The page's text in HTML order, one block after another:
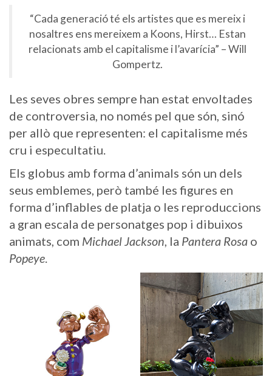
“Cada generació té els artistes que es mereix i
nosaltres ens mereixem a Koons, Hirst… Estan
relacionats amb el capitalisme i l’avarícia” – Will
Gompertz.
Les seves obres sempre han estat envoltades
de controversia, no només pel que són, sinó
per allò que representen: el capitalisme més
cru i especultatiu.
Els globus amb forma d’animals són un dels
seus emblemes, però també les figures en
forma d’inflables de platja o les reproduccions
a gran escala de personatges pop i dibuixos
animats, com Michael Jackson, la Pantera Rosa o
Popeye.